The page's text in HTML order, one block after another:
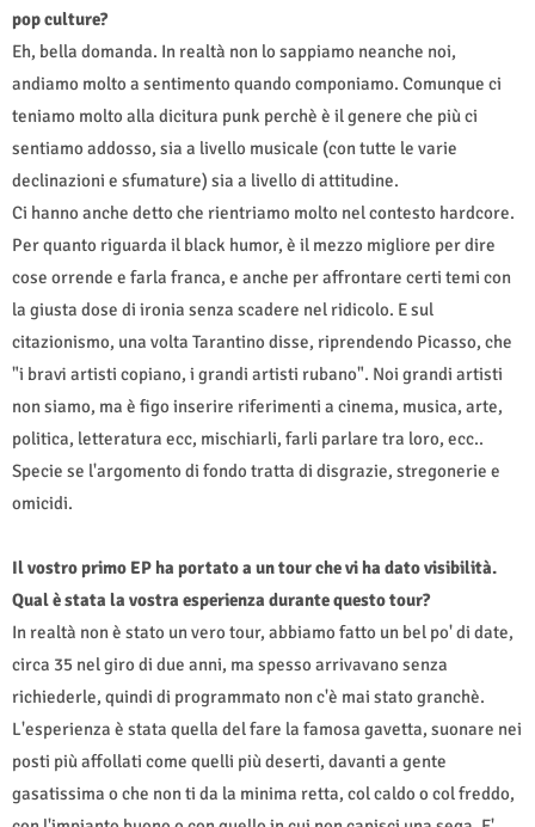
pop culture?
Eh, bella domanda. In realtà non lo sappiamo neanche noi,
andiamo molto a sentimento quando componiamo. Comunque ci
teniamo molto alla dicitura punk perchè è il genere che più ci
sentiamo addosso, sia a livello musicale (con tutte le varie
declinazioni e sfumature) sia a livello di attitudine.
Ci hanno anche detto che rientriamo molto nel contesto hardcore.
Per quanto riguarda il black humor, è il mezzo migliore per dire
cose orrende e farla franca, e anche per affrontare certi temi con
la giusta dose di ironia senza scadere nel ridicolo. E sul
citazionismo, una volta Tarantino disse, riprendendo Picasso, che
"i bravi artisti copiano, i grandi artisti rubano". Noi grandi artisti
non siamo, ma è figo inserire riferimenti a cinema, musica, arte,
politica, letteratura ecc, mischiarli, farli parlare tra loro, ecc..
Specie se l'argomento di fondo tratta di disgrazie, stregonerie e
omicidi.
Il vostro primo EP ha portato a un tour che vi ha dato visibilità.
Qual è stata la vostra esperienza durante questo tour?
In realtà non è stato un vero tour, abbiamo fatto un bel po' di date,
circa 35 nel giro di due anni, ma spesso arrivavano senza
richiederle, quindi di programmato non c'è mai stato granchè.
L'esperienza è stata quella del fare la famosa gavetta, suonare nei
posti più affollati come quelli più deserti, davanti a gente
gasatissima o che non ti da la minima retta, col caldo o col freddo,